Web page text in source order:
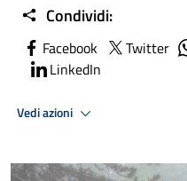
Condividi:
Facebook Twitter
LinkedIn
Vedi azioni